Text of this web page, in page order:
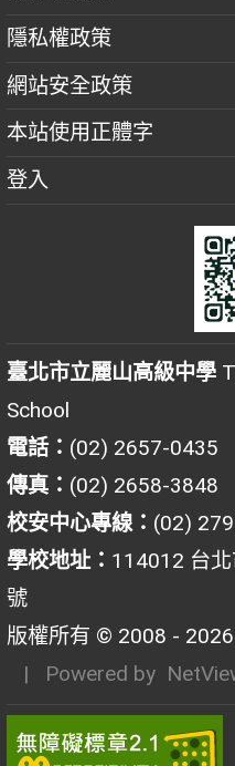
隱私權政策
網站安全政策
本站使用正體字
登入
臺北市立麗山高級中學
School
電話： (02) 2657-0435
傳真： (02) 2658-3848
校安中心專線： (02)
學校地址： 114012 台
號
版權所有 © 2008 - 2026
| Powered by